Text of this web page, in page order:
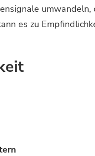
umwandeln,
es zu